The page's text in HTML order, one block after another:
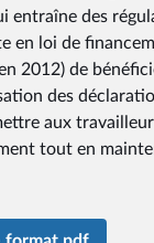
entraîne des
en loi de
2012) de
des
aux
tout en